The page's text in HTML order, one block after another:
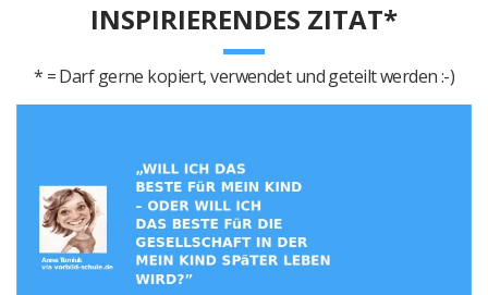
INSPIRIERENDES ZITAT*
* = Darf gerne kopiert, verwendet und geteilt werden :-)